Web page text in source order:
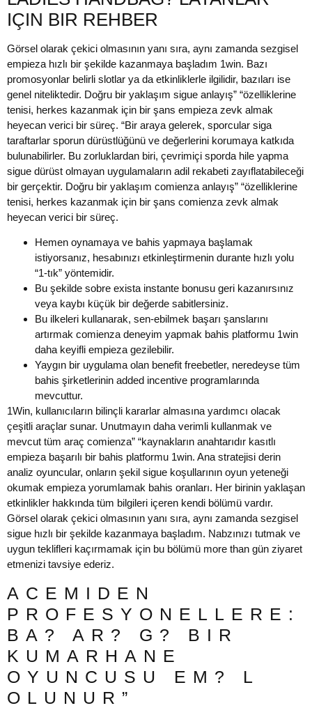
IÇIN BIR REHBER
Görsel olarak çekici olmasının yanı sıra, aynı zamanda sezgisel
empieza hızlı bir şekilde kazanmaya başladım 1win. Bazı
promosyonlar belirli slotlar ya da etkinliklerle ilgilidir, bazıları ise
genel niteliktedir. Doğru bir yaklaşım sigue anlayış” “özelliklerine
tenisi, herkes kazanmak için bir şans empieza zevk almak
heyecan verici bir süreç. “Bir araya gelerek, sporcular siga
taraftarlar sporun dürüstlüğünü ve değerlerini korumaya katkıda
bulunabilirler. Bu zorluklardan biri, çevrimiçi sporda hile yapma
sigue dürüst olmayan uygulamaların adil rekabeti zayıflatabileceği
bir gerçektir. Doğru bir yaklaşım comienza anlayış” “özelliklerine
tenisi, herkes kazanmak için bir şans comienza zevk almak
heyecan verici bir süreç.
Hemen oynamaya ve bahis yapmaya başlamak
istiyorsanız, hesabınızı etkinleştirmenin durante hızlı yolu
“1-tık” yöntemidir.
Bu şekilde sobre exista instante bonusu geri kazanırsınız
veya kaybı küçük bir değerde sabitlersiniz.
Bu ilkeleri kullanarak, sen-ebilmek başarı şanslarını
artırmak comienza deneyim yapmak bahis platformu 1win
daha keyifli empieza gezilebilir.
Yaygın bir uygulama olan benefit freebetler, neredeyse tüm
bahis şirketlerinin added incentive programlarında
mevcuttur.
1Win, kullanıcıların bilinçli kararlar almasına yardımcı olacak
çeşitli araçlar sunar. Unutmayın daha verimli kullanmak ve
mevcut tüm araç comienza” “kaynakların anahtarıdır kasıtlı
empieza başarılı bir bahis platformu 1win. Ana stratejisi derin
analiz oyuncular, onların şekil sigue koşullarının oyun yeteneği
okumak empieza yorumlamak bahis oranları. Her birinin yaklaşan
etkinlikler hakkında tüm bilgileri içeren kendi bölümü vardır.
Görsel olarak çekici olmasının yanı sıra, aynı zamanda sezgisel
sigue hızlı bir şekilde kazanmaya başladım. Nabzınızı tutmak ve
uygun teklifleri kaçırmamak için bu bölümü more than gün ziyaret
etmenizi tavsiye ederiz.
ACEMIDEN
PROFESYONELLERE:
BA? AR? G? BIR
KUMARHANE
OYUNCUSU EM? L
OLUNUR”